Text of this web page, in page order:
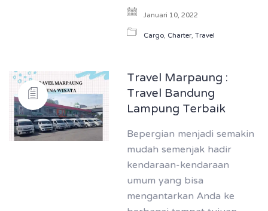
Januari 10, 2022
Cargo,Charter,Travel
Travel Marpaung :
Travel Bandung
Lampung Terbaik
Bepergian menjadi semakin
mudah semenjak hadir
kendaraan-kendaraan
umum yang bisa
mengantarkan Anda ke